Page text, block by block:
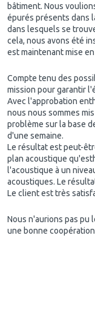
bâtiment. Nous
épurés présents dans
dans lesquels se
cela, nous avons été
est maintenant mise
Compte tenu des
mission pour garantir
Avec l'approbation
nous nous sommes
problème sur la base
d'une semaine.
Le résultat est peut-
plan acoustique
l'acoustique à un
acoustiques. Le
Le client est très
Nous n'aurions pas pu
une bonne